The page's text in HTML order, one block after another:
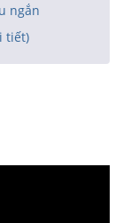
ngắn
tiết)